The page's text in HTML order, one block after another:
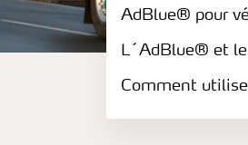
AdBlue® pour
AdBlue® pour
L´AdBlue® et
Comment